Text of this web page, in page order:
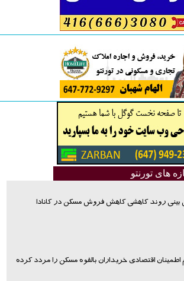
های تورنتو
روند کاهشی کاهش فروش مسکن در کانادا
اقتصادی خریداران بالقوه مسکن را مردد کرده